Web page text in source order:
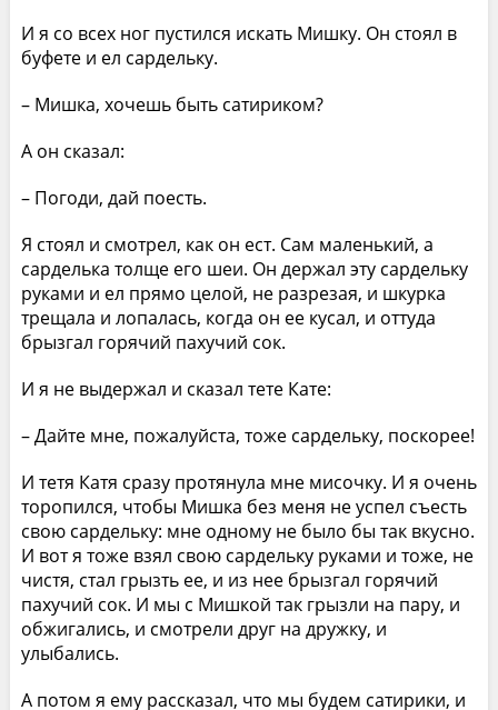
И я со всех ног пустился искать Мишку. Он стоял в
буфете и ел сардельку.
– Мишка, хочешь быть сатириком?
А он сказал:
– Погоди, дай поесть.
Я стоял и смотрел, как он ест. Сам маленький, а
сарделька толще его шеи. Он держал эту сардельку
руками и ел прямо целой, не разрезая, и шкурка
трещала и лопалась, когда он ее кусал, и оттуда
брызгал горячий пахучий сок.
И я не выдержал и сказал тете Кате:
– Дайте мне, пожалуйста, тоже сардельку, поскорее!
И тетя Катя сразу протянула мне мисочку. И я очень
торопился, чтобы Мишка без меня не успел съесть
свою сардельку: мне одному не было бы так вкусно.
И вот я тоже взял свою сардельку руками и тоже, не
чистя, стал грызть ее, и из нее брызгал горячий
пахучий сок. И мы с Мишкой так грызли на пару, и
обжигались, и смотрели друг на дружку, и
улыбались.
А потом я ему рассказал, что мы будем сатирики, и